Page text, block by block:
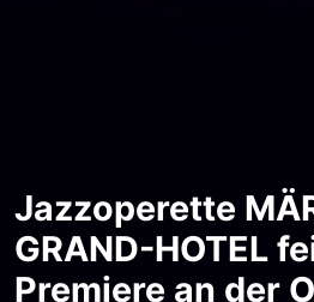
Jazzoperette
GRAND-HOTEL
Premiere an der